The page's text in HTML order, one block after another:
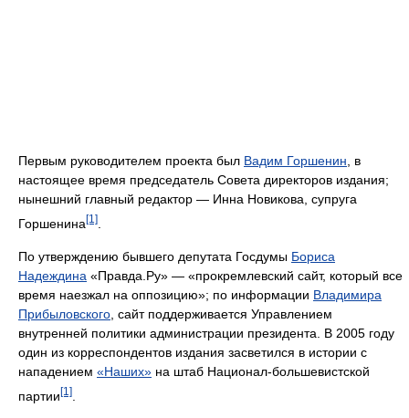
Первым руководителем проекта был Вадим Горшенин , в
настоящее время председатель Совета директоров издания;
нынешний главный редактор — Инна Новикова, супруга
Горшенина[1]
По утверждению бывшего депутата Госдумы Бориса
Надеждина «Правда.Ру» — «прокремлевский сайт, который все
время наезжал на оппозицию»; по информации Владимира
Прибыловского , сайт поддерживается Управлением
внутренней политики администрации президента. В 2005 году
один из корреспондентов издания засветился в истории с
нападением «Наших» на штаб Национал-большевистской
партии[1]